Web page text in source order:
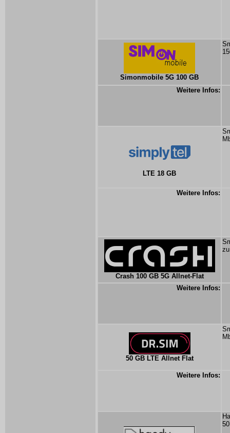
Simonmobile 5G 100 GB
Weitere Infos:
LTE 18 GB
Weitere Infos:
Crash 100 GB 5G Allnet-Flat
Weitere Infos:
50 GB LTE Allnet Flat
Weitere Infos: